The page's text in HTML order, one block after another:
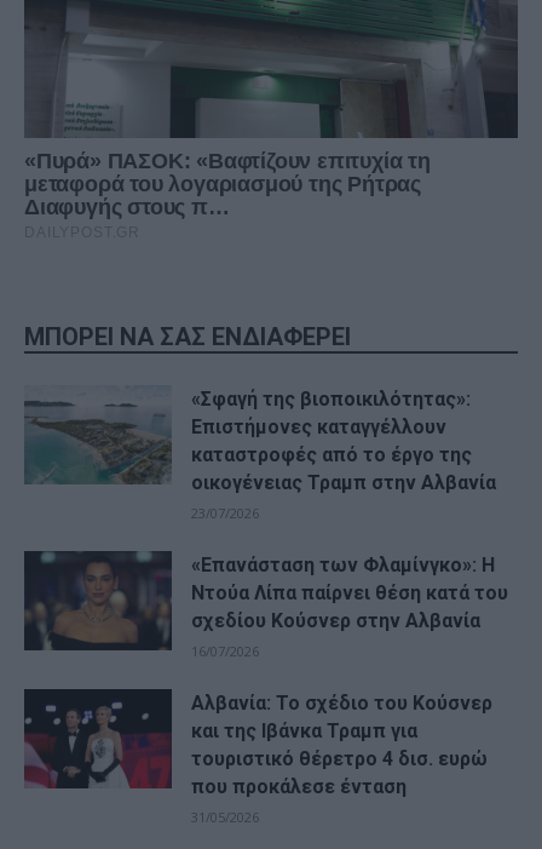
ΜΠΟΡΕΙ ΝΑ ΣΑΣ ΕΝΔΙΑΦΕΡΕΙ
«Σφαγή της βιοποικιλότητας»:
Επιστήμονες καταγγέλλουν
καταστροφές από το έργο της
οικογένειας Τραμπ στην Αλβανία
23/07/2026
«Επανάσταση των Φλαμίνγκο»: Η
Ντούα Λίπα παίρνει θέση κατά του
σχεδίου Κούσνερ στην Αλβανία
16/07/2026
Αλβανία: Το σχέδιο του Κούσνερ
και της Ιβάνκα Τραμπ για
τουριστικό θέρετρο 4 δισ. ευρώ
που προκάλεσε ένταση
31/05/2026